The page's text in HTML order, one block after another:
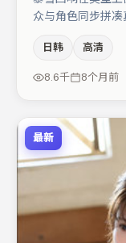
众与角色同步拼
构成全片情感锚
节奏紧凑、反转
日韩 高清
8.6千 8个月前
最新